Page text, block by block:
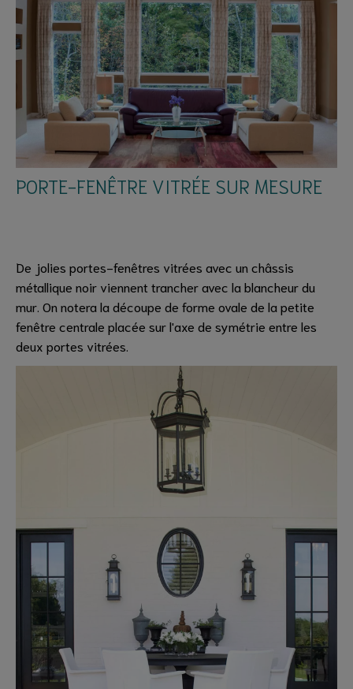
PORTE-FENÊTRE VITRÉE SUR MESURE
De jolies portes-fenêtres vitrées avec un châssis
métallique noir viennent trancher avec la blancheur du
mur. On notera la découpe de forme ovale de la petite
fenêtre centrale placée sur l'axe de symétrie entre les
deux portes vitrées.